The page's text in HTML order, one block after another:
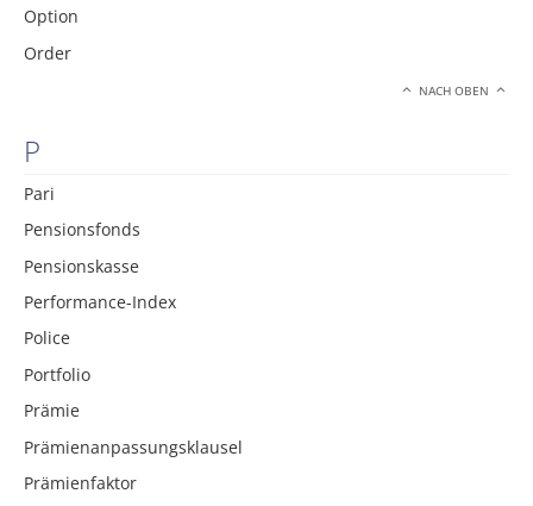
Option
Order
NACH OBEN
P
Pari
Pensionsfonds
Pensionskasse
Performance-Index
Police
Portfolio
Prämie
Prämienanpassungsklausel
Prämienfaktor